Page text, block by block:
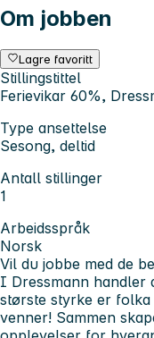
Om jobben
Lagre favoritt
Stillingstittel
Ferievikar 60%,
Type ansettelse
Sesong, deltid
Antall stillinger
1
Arbeidsspråk
Norsk
Vil du jobbe med de
I Dressmann handler
største styrke er
venner! Sammen